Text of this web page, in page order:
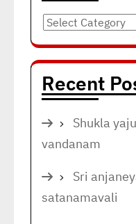
Categories
Recent
Shukla
vandanam
Sri
satanamavali